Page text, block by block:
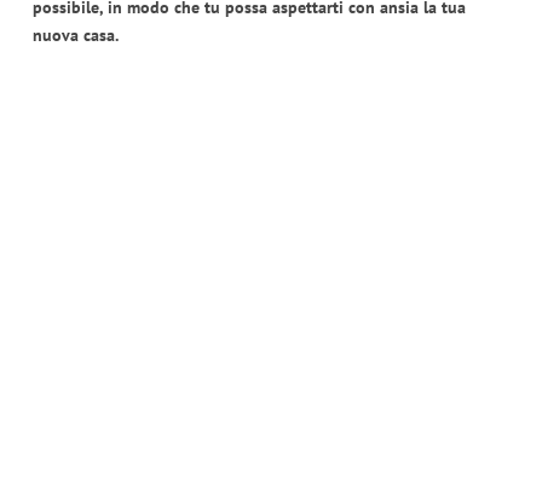
possibile, in modo che tu possa aspettarti con ansia la tua
nuova casa.